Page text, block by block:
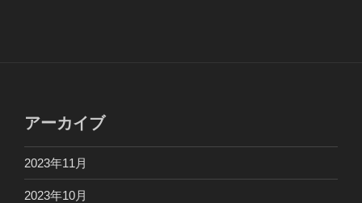
アーカイブ
2023年11月
2023年10月